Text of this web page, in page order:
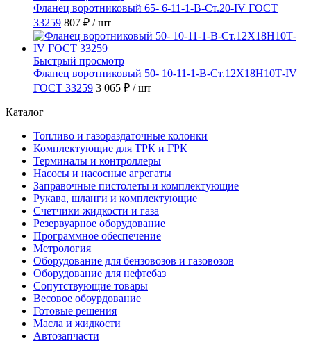
Фланец воротниковый 65- 6-11-1-B-Ст.20-IV ГОСТ
33259 807 ₽ / шт
Быстрый просмотр
Фланец воротниковый 50- 10-11-1-B-Ст.12Х18Н10Т-IV
ГОСТ 33259 3 065 ₽ / шт
Каталог
Топливо и газораздаточные колонки
Комплектующие для ТРК и ГРК
Терминалы и контроллеры
Насосы и насосные агрегаты
Заправочные пистолеты и комплектующие
Рукава, шланги и комплектующие
Счетчики жидкости и газа
Резервуарное оборудование
Программное обеспечение
Метрология
Оборудование для бензовозов и газовозов
Оборудование для нефтебаз
Сопутствующие товары
Весовое обоурдование
Готовые решения
Масла и жидкости
Автозапчасти